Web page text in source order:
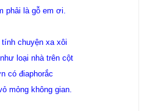
phải là gỗ em ơi.
chuyện xa xôi
loại nhà trên cột
có điaphorắc
mỏng không gian.